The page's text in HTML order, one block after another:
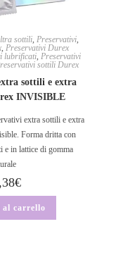
sottili,Preservativi,
, Preservativi Durex
lubrificati,Preservativi
sottili Durex
sottili e extra
INVISIBLE
extra sottili e extra
Forma dritta con
e in lattice di gomma
€
al carrello